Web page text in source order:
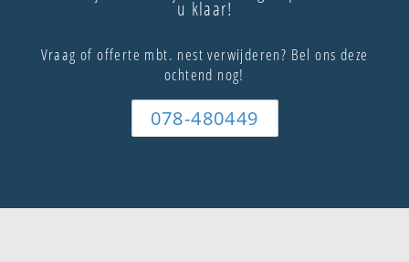
u klaar!
Vraag of offerte mbt. nest verwijderen? Bel ons deze
ochtend nog!
078-480449